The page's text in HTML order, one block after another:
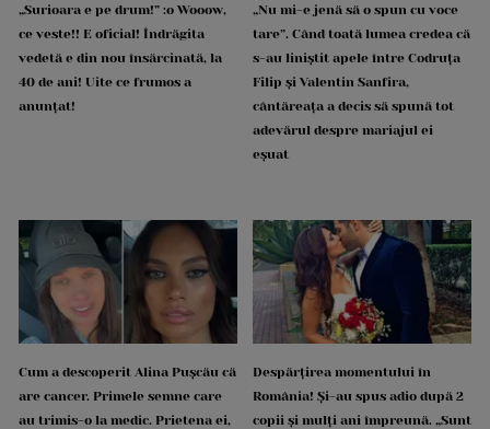
„Surioara e pe drum!” :o Wooow,
ce veste!! E oficial! Îndrăgita
vedetă e din nou însărcinată, la
40 de ani! Uite ce frumos a
anunțat!
„Nu mi-e jenă să o spun cu voce
tare”. Când toată lumea credea că
s-au liniștit apele între Codruța
Filip și Valentin Sanfira,
cântăreața a decis să spună tot
adevărul despre mariajul ei
eșuat
Cum a descoperit Alina Pușcău că
are cancer. Primele semne care
au trimis-o la medic. Prietena ei,
Despărțirea momentului în
România! Și-au spus adio după 2
copii și mulți ani împreună. „Sunt